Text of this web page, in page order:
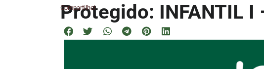
Protegido: INFANTIL I
Compartilhe!